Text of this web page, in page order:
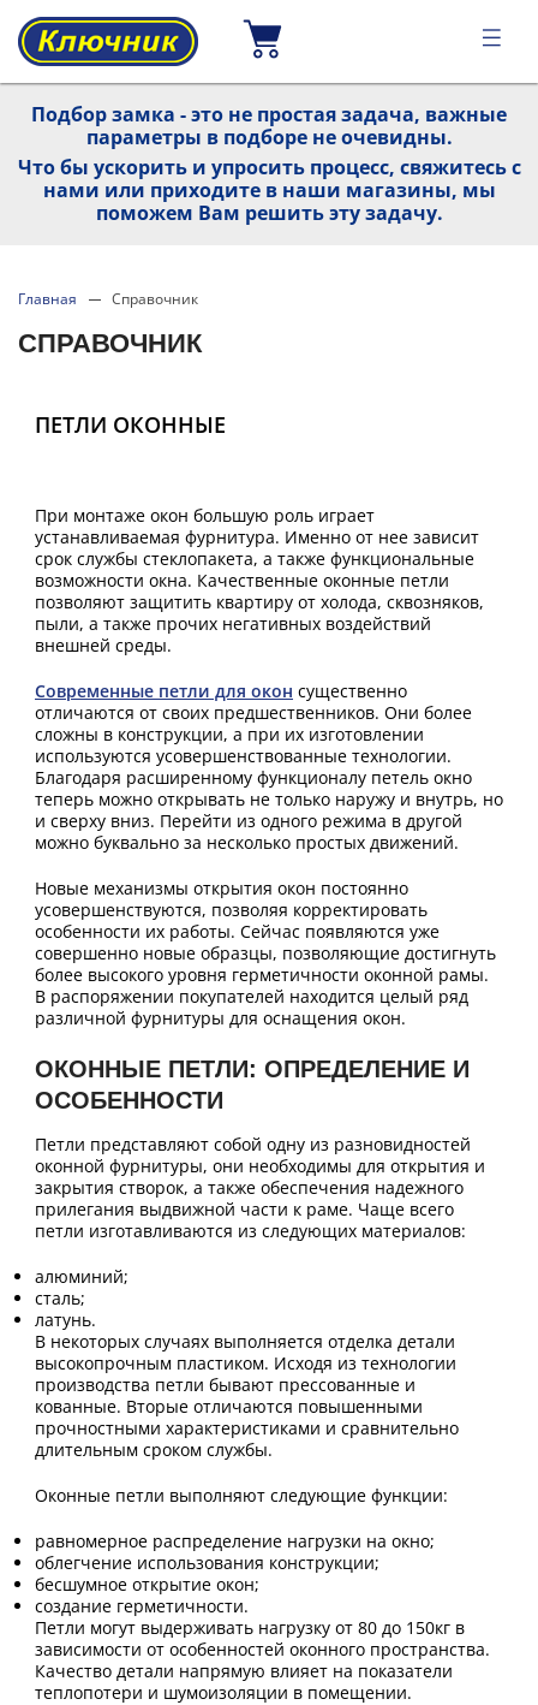
Подбор замка - это не простая задача, важные
параметры в подборе не очевидны.
Что бы ускорить и упросить процесс, свяжитесь с
нами или приходите в наши магазины, мы
поможем Вам решить эту задачу.
Главная Справочник
СПРАВОЧНИК
ПЕТЛИ ОКОННЫЕ
При монтаже окон большую роль играет
устанавливаемая фурнитура. Именно от нее зависит
срок службы стеклопакета, а также функциональные
возможности окна. Качественные оконные петли
позволяют защитить квартиру от холода, сквозняков,
пыли, а также прочих негативных воздействий
внешней среды.
Современные петли для окон существенно
отличаются от своих предшественников. Они более
сложны в конструкции, а при их изготовлении
используются усовершенствованные технологии.
Благодаря расширенному функционалу петель окно
теперь можно открывать не только наружу и внутрь, но
и сверху вниз. Перейти из одного режима в другой
можно буквально за несколько простых движений.
Новые механизмы открытия окон постоянно
усовершенствуются, позволяя корректировать
особенности их работы. Сейчас появляются уже
совершенно новые образцы, позволяющие достигнуть
более высокого уровня герметичности оконной рамы.
В распоряжении покупателей находится целый ряд
различной фурнитуры для оснащения окон.
ОКОННЫЕ ПЕТЛИ: ОПРЕДЕЛЕНИЕ И
ОСОБЕННОСТИ
Петли представляют собой одну из разновидностей
оконной фурнитуры, они необходимы для открытия и
закрытия створок, а также обеспечения надежного
прилегания выдвижной части к раме. Чаще всего
петли изготавливаются из следующих материалов:
алюминий;
сталь;
латунь.
В некоторых случаях выполняется отделка детали
высокопрочным пластиком. Исходя из технологии
производства петли бывают прессованные и
кованные. Вторые отличаются повышенными
прочностными характеристиками и сравнительно
длительным сроком службы.
Оконные петли выполняют следующие функции:
равномерное распределение нагрузки на окно;
облегчение использования конструкции;
бесшумное открытие окон;
создание герметичности.
Петли могут выдерживать нагрузку от 80 до 150кг в
зависимости от особенностей оконного пространства.
Качество детали напрямую влияет на показатели
теплопотери и шумоизоляции в помещении.